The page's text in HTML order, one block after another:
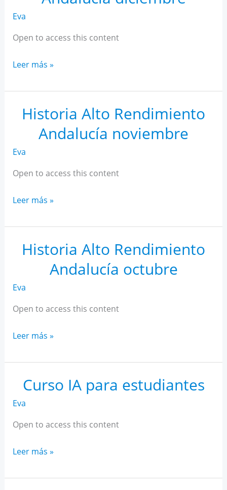
Eva
Open to access this content
Historia
Rendimiento
Andalucía
diciembre
Leer más »
Historia Alto Rendimiento
Andalucía noviembre
Eva
Open to access this content
Historia
Rendimiento
Andalucía
noviembre
Leer más »
Historia Alto Rendimiento
Andalucía octubre
Eva
Open to access this content
Historia
Rendimiento
Andalucía
octubre
Leer más »
Curso IA para estudiantes
Eva
Open to access this content
Curso
para
Leer más »